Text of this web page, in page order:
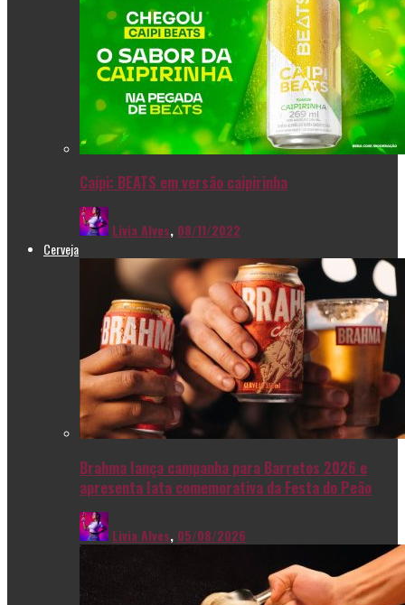
Caipi: BEATS em versão caipirinha
Livia Alves, 08/11/2022
Cerveja
Brahma lança campanha para Barretos 2026 e
apresenta lata comemorativa da Festa do Peão
Livia Alves, 05/08/2026